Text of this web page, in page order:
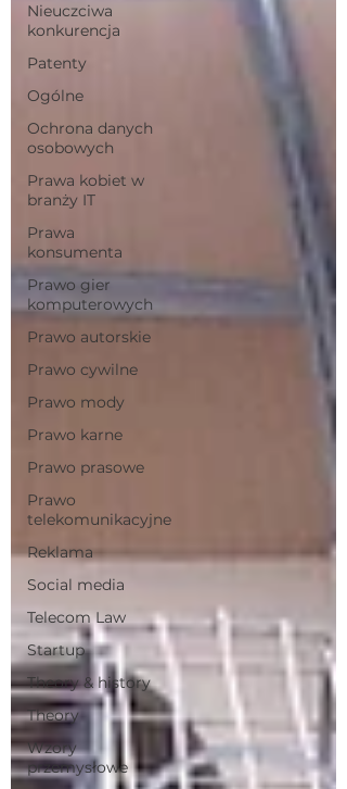
Nieuczciwa
konkurencja
Patenty
Ogólne
Ochrona danych
osobowych
Prawa kobiet w
branży IT
Prawa
konsumenta
Prawo gier
komputerowych
Prawo autorskie
Prawo cywilne
Prawo mody
Prawo karne
Prawo prasowe
Prawo
telekomunikacyjne
Reklama
Social media
Telecom Law
Startup
Theory & history
Theory
Wzory
przemysłowe